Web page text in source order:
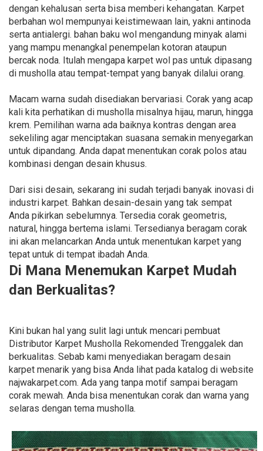
dengan kehalusan serta bisa memberi kehangatan. Karpet
berbahan wol mempunyai keistimewaan lain, yakni antinoda
serta antialergi. bahan baku wol mengandung minyak alami
yang mampu menangkal penempelan kotoran ataupun
bercak noda. Itulah mengapa karpet wol pas untuk dipasang
di musholla atau tempat-tempat yang banyak dilalui orang.
Macam warna sudah disediakan bervariasi. Corak yang acap
kali kita perhatikan di musholla misalnya hijau, marun, hingga
krem. Pemilihan warna ada baiknya kontras dengan area
sekeliling agar menciptakan suasana semakin menyegarkan
untuk dipandang. Anda dapat menentukan corak polos atau
kombinasi dengan desain khusus.
Dari sisi desain, sekarang ini sudah terjadi banyak inovasi di
industri karpet. Bahkan desain-desain yang tak sempat
Anda pikirkan sebelumnya. Tersedia corak geometris,
natural, hingga bertema islami. Tersedianya beragam corak
ini akan melancarkan Anda untuk menentukan karpet yang
tepat untuk di tempat ibadah Anda.
Di Mana Menemukan Karpet Mudah
dan Berkualitas?
Kini bukan hal yang sulit lagi untuk mencari pembuat
Distributor Karpet Musholla Rekomended Trenggalek dan
berkualitas. Sebab kami menyediakan beragam desain
karpet menarik yang bisa Anda lihat pada katalog di website
najwakarpet.com. Ada yang tanpa motif sampai beragam
corak mewah. Anda bisa menentukan corak dan warna yang
selaras dengan tema musholla.